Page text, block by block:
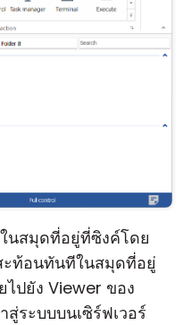
นสมุดที่อยู่ที่ซิงค์โดย
ท้อนทันทีในสมุดที่อยู่
ไปยัง Viewer ของ
สู่ระบบบนเซิร์ฟเวอร์